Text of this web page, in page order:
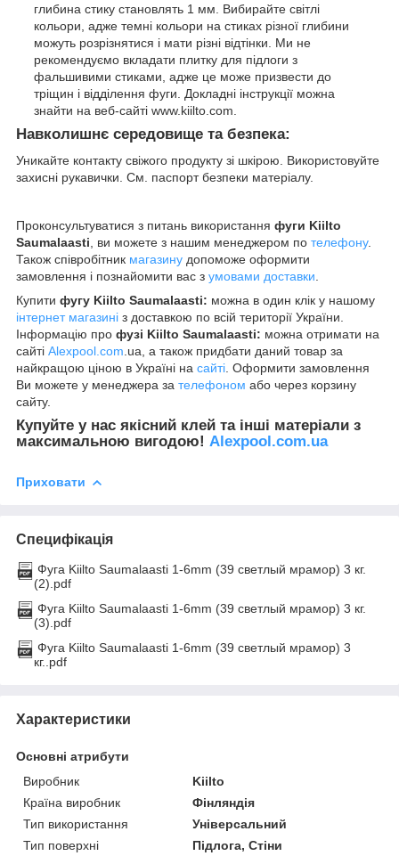
глибина стику становлять 1 мм. Вибирайте світлі
кольори, адже темні кольори на стиках різної глибини
можуть розрізнятися і мати різні відтінки. Ми не
рекомендуємо вкладати плитку для підлоги з
фальшивими стиками, адже це може призвести до
тріщин і відділення фуги. Докладні інструкції можна
знайти на веб-сайті www.kiilto.com.
Навколишнє середовище та безпека:
Уникайте контакту свіжого продукту зі шкірою. Використовуйте
захисні рукавички. См. паспорт безпеки матеріалу.
Проконсультуватися з питань використання фуги Kiilto
Saumalaasti, ви можете з нашим менеджером по телефону.
Також співробітник магазину допоможе оформити
замовлення і познайомити вас з умовами доставки.
Купити фугу Kiilto Saumalaasti: можна в один клік у нашому
інтернет магазині з доставкою по всій території України.
Інформацію про фузі Kiilto Saumalaasti: можна отримати на
сайті Alexpool.com.ua, а також придбати даний товар за
найкращою ціною в Україні на сайті. Оформити замовлення
Ви можете у менеджера за телефоном або через корзину
сайту.
Купуйте у нас якісний клей та інші матеріали з
максимальною вигодою! Alexpool.com.ua
Приховати
Специфікація
Фуга Kiilto Saumalaasti 1-6mm (39 светлый мрамор) 3 кг.
(2).pdf
Фуга Kiilto Saumalaasti 1-6mm (39 светлый мрамор) 3 кг.
(3).pdf
Фуга Kiilto Saumalaasti 1-6mm (39 светлый мрамор) 3
кг..pdf
Характеристики
Основні атрибути
Виробник
Kiilto
Країна виробник
Фінляндія
Тип використання
Універсальний
Тип поверхні
Підлога, Стіни